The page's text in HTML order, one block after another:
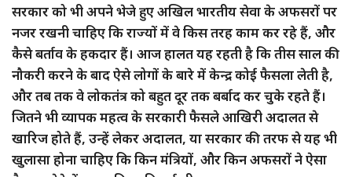
सरकार को भी अपने भेजे हुए अखिल भारतीय सेवा के अफसरों पर
नजर रखनी चाहिए कि राज्यों में वे किस तरह काम कर रहे हैं, और
कैसे बर्ताव के हकदार हैं। आज हालत यह रहती है कि तीस साल की
नौकरी करने के बाद ऐसे लोगों के बारे में केन्द्र कोई फैसला लेती है,
और तब तक वे लोकतंत्र को बहुत दूर तक बर्बाद कर चुके रहते हैं।
जितने भी व्यापक महत्व के सरकारी फैसले आखिरी अदालत से
खारिज होते हैं, उन्हें लेकर अदालत, या सरकार की तरफ से यह भी
खुलासा होना चाहिए कि किन मंत्रियों, और किन अफसरों ने ऐसा